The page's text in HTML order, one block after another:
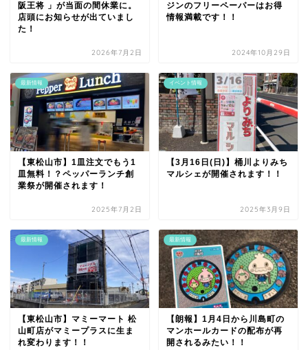
阪王将 」が当面の間休業に。
店頭にお知らせが出ていまし
た！
2026年7月2日
ジンのフリーペーパーはお得
情報満載です！！
2024年10月29日
最新情報
【東松山市】1皿注文でもう1
皿無料！？ペッパーランチ創
業祭が開催されます！
2025年7月2日
イベント情報
【3月16日(日)】桶川よりみち
マルシェが開催されます！！
2025年3月9日
最新情報
【東松山市】マミーマート 松
山町店がマミープラスに生ま
れ変わります！！
最新情報
【朗報】1月4日から川島町の
マンホールカードの配布が再
開されるみたい！！